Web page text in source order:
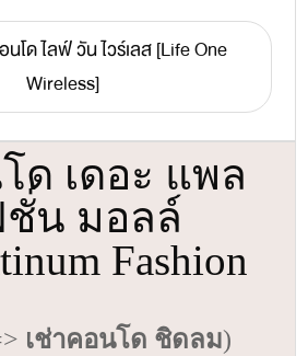
โด ไลฟ์ วัน ไวร์เลส [Life One
Wireless]
ด เดอะ แพล
น มอลล์
Fashion
เช่าคอนโด ชิดลม)